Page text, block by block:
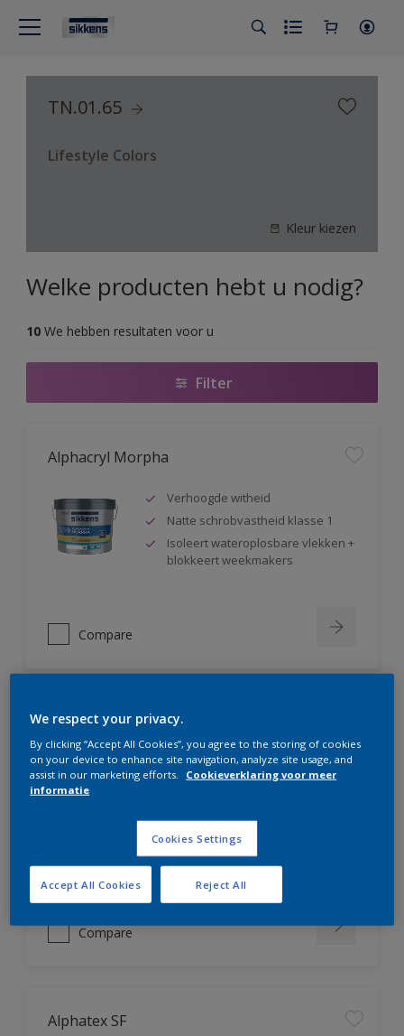
TN.01.65
Lifestyle Colors
Kleur kiezen
Welke producten hebt u nodig?
10 We hebben resultaten voor u
Filter
Alphacryl Morpha
Verhoogde witheid
Natte schrobvastheid klasse 1
Isoleert wateroplosbare vlekken +
blokkeert weekmakers
Compare
Alphacryl Perlino
Natte schrobvastheid klasse 1 +
glanst niet op
blokkeert weekmakers
Geschikt voor sanitaire ruimtes ,
badkamers,...
Compare
Alphatex SF
We respect your privacy.
By clicking “Accept All Cookies”, you agree to the storing of cookies
on your device to enhance site navigation, analyze site usage, and
assist in our marketing efforts.
Cookieverklaring voor meer
informatie
Cookies Settings
Reject All
Accept All Cookies